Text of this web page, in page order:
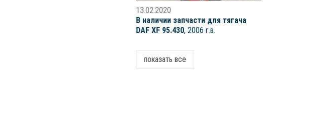
13.02.2020
В наличии запчасти для тягача
DAF XF 95.430, 2006 г.в.
показать все